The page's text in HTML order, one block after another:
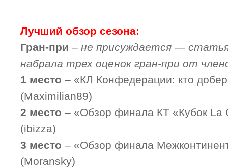
Лучший обзор сезона:
Гран-при – не присуждается —
набрала трех оценок гран-при от
1 место – «КЛ Конфедерации: кто
(Maximilian89)
2 место – «Обзор финала КТ «Кубок La
(ibizza)
3 место – «Обзор финала
(Moransky)